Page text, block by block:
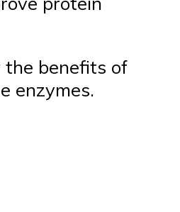
the benefits of
enzymes.